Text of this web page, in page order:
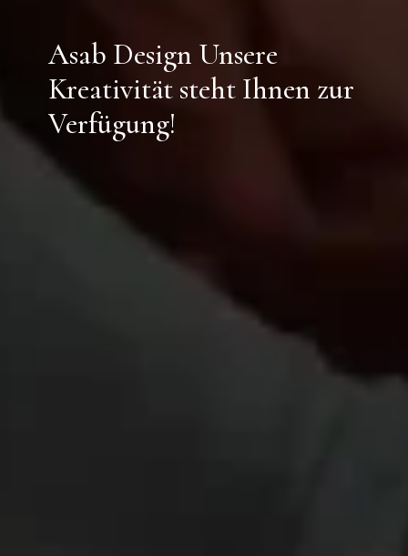
Asab Design Unsere
Kreativität steht Ihnen zur
Verfügung!